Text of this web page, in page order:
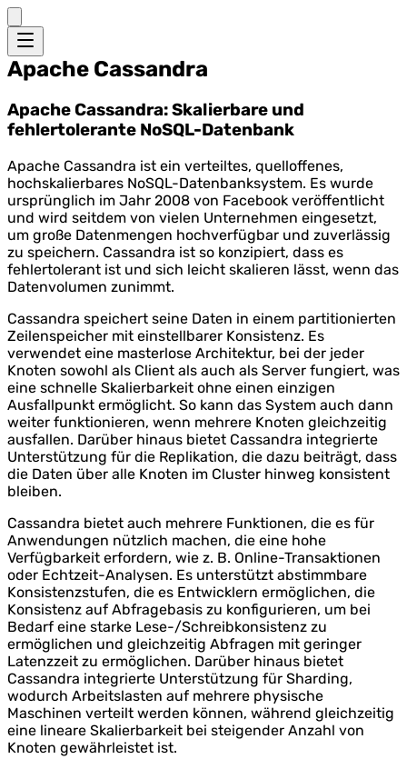
Apache Cassandra
Apache Cassandra: Skalierbare und
fehlertolerante NoSQL-Datenbank
Apache Cassandra ist ein verteiltes, quelloffenes,
hochskalierbares NoSQL-Datenbanksystem. Es wurde
ursprünglich im Jahr 2008 von Facebook veröffentlicht
und wird seitdem von vielen Unternehmen eingesetzt,
um große Datenmengen hochverfügbar und zuverlässig
zu speichern. Cassandra ist so konzipiert, dass es
fehlertolerant ist und sich leicht skalieren lässt, wenn das
Datenvolumen zunimmt.
Cassandra speichert seine Daten in einem partitionierten
Zeilenspeicher mit einstellbarer Konsistenz. Es
verwendet eine masterlose Architektur, bei der jeder
Knoten sowohl als Client als auch als Server fungiert, was
eine schnelle Skalierbarkeit ohne einen einzigen
Ausfallpunkt ermöglicht. So kann das System auch dann
weiter funktionieren, wenn mehrere Knoten gleichzeitig
ausfallen. Darüber hinaus bietet Cassandra integrierte
Unterstützung für die Replikation, die dazu beiträgt, dass
die Daten über alle Knoten im Cluster hinweg konsistent
bleiben.
Cassandra bietet auch mehrere Funktionen, die es für
Anwendungen nützlich machen, die eine hohe
Verfügbarkeit erfordern, wie z. B. Online-Transaktionen
oder Echtzeit-Analysen. Es unterstützt abstimmbare
Konsistenzstufen, die es Entwicklern ermöglichen, die
Konsistenz auf Abfragebasis zu konfigurieren, um bei
Bedarf eine starke Lese-/Schreibkonsistenz zu
ermöglichen und gleichzeitig Abfragen mit geringer
Latenzzeit zu ermöglichen. Darüber hinaus bietet
Cassandra integrierte Unterstützung für Sharding,
wodurch Arbeitslasten auf mehrere physische
Maschinen verteilt werden können, während gleichzeitig
eine lineare Skalierbarkeit bei steigender Anzahl von
Knoten gewährleistet ist.